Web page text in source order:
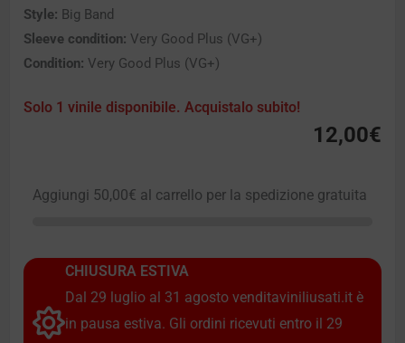
Style: Big Band
Sleeve condition: Very Good Plus (VG+)
Condition: Very Good Plus (VG+)
Solo 1 vinile disponibile. Acquistalo subito!
12,00€
Aggiungi 50,00€ al carrello per la spedizione gratuita
CHIUSURA ESTIVA
Dal 29 luglio al 31 agosto venditaviniliusati.it è
in pausa estiva. Gli ordini ricevuti entro il 29